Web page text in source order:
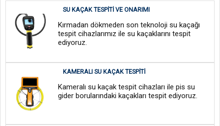
SU KAÇAK TESPITI VE ONARIMI
Kırmadan dökmeden son teknoloji su kaçağı
tespit cihazlarımız ile su kaçaklarını tespit
ediyoruz.
KAMERALI SU KAÇAK TESPITI
Kameralı su kaçak tespit cihazları ile pis su
gider borularındaki kaçakları tespit ediyoruz.